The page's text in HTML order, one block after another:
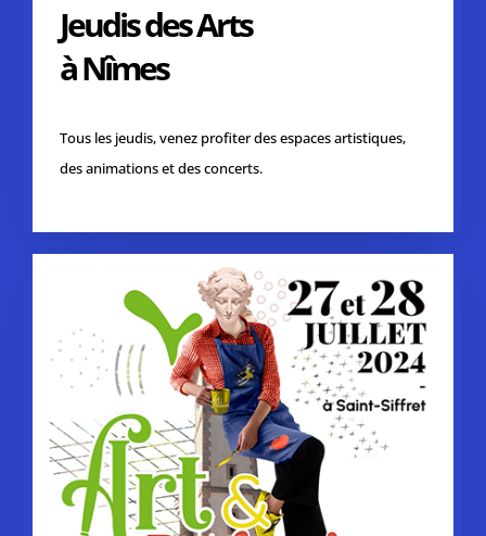
Jeudis des Arts
à Nîmes
Tous les jeudis, venez profiter des espaces artistiques,
des animations et des concerts.